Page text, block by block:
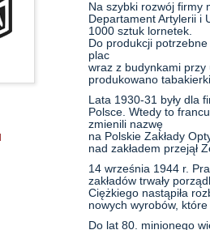
Na szybki rozwój firmy
Departament Artylerii i
1000 sztuk lornetek.
Do produkcji
plac
wraz z budynkami
produkowano
Lata 1930-31 były dla
Polsce. Wtedy to
zmienili nazwę
na Polskie Zakłady
nad zakładem przejął
14 września 1944 r.
zakładów trwały
Ciężkiego nastąpiła
nowych wyrobów,
Do lat 80. minionego